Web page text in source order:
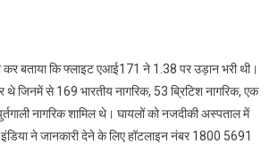
कर बताया कि फ्लाइट एआई171 ने 1.38 पर उड़ान भरी थी।
थे जिनमें से 169 भारतीय नागरिक, 53 ब्रिटिश नागरिक, एक
नागरिक शामिल थे। घायलों को नजदीकी अस्पताल में
इंडिया ने जानकारी देने के लिए हॉटलाइन नंबर 1800 5691